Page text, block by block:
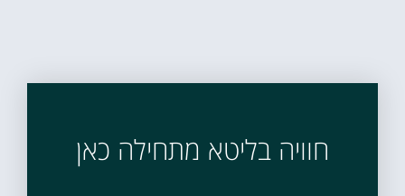
חוויה בליטא מתחילה כאן